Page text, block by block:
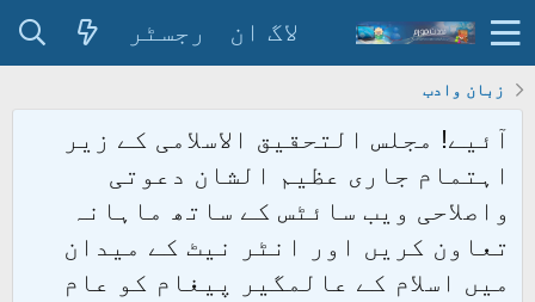
لاگ ان رجسٹر
زبان وادب
آئیے! مجلس التحقیق الاسلامی کے زیر
اہتمام جاری عظیم الشان دعوتی
واصلاحی ویب سائٹس کے ساتھ ماہانہ
تعاون کریں اور انٹر نیٹ کے میدان
میں اسلام کے عالمگیر پیغام کو عام